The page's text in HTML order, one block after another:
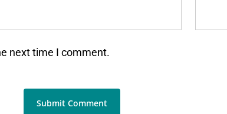
next time I comment.